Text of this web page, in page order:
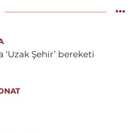
‘Uzak Şehir’ bereketi